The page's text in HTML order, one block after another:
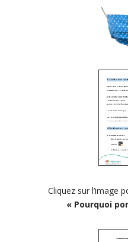
Cliquez sur l’image
« Pourquoi